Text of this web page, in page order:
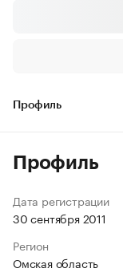
Профиль
Профиль
Дата регистрации
30 сентября 2011
Регион
Омская область